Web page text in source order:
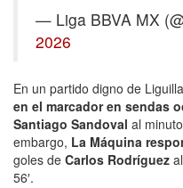
— Liga BBVA MX
2026
En un partido digno de
en el marcador en sendas
Santiago Sandoval al
embargo, La Máquina
goles de Carlos Rodríguez
56′.